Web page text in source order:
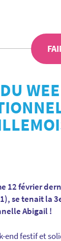
12 février
se tenait la
Abigail !
end festif et